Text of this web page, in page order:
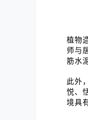
植物
师与
筋水
此外
悦、
境具